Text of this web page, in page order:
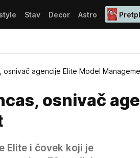
Stav Decor Astro
osnivač agencije Elite Model
osnivač
Elite i čovek koji je